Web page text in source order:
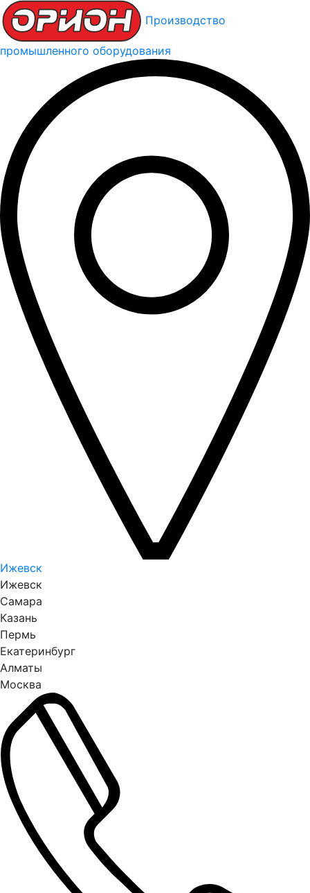
Производство
промышленного оборудования
Ижевск
Ижевск
Самара
Казань
Пермь
Екатеринбург
Алматы
Москва